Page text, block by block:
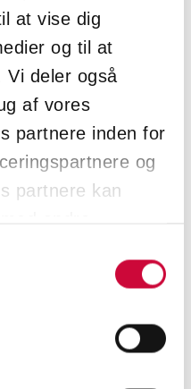
at vise dig
og til at
Vi deler også
af vores
partnere inden for
og
partnere kan
brug af deres
conversations
– and to
new
range.
TODAY
about our